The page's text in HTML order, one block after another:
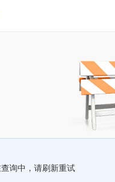
询中，请刷新重试